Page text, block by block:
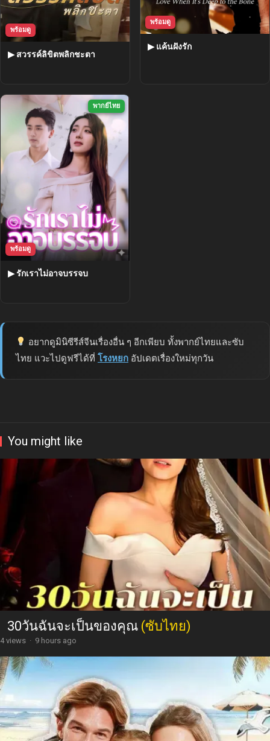
พร้อมดู
▶ สวรรค์ลิขิตพลิกชะตา
พร้อมดู
▶ แค้นฝังรัก
พากย์ไทย
พร้อมดู
▶ รักเราไม่อาจบรรจบ
อยากดูมินิซีรีส์จีนเรื่องอื่น ๆ อีกเพียบ ทั้งพากย์ไทยและซับ
ไทย แวะไปดูฟรีได้ที่ โรงหยก อัปเดตเรื่องใหม่ทุกวัน
You might like
30วันฉันจะเป็นของคุณ (ซับไทย)
4 views · 9 hours ago